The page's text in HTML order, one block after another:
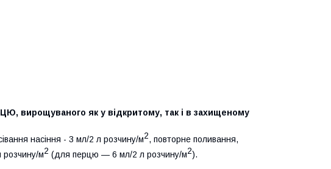
як у відкритому, так і в захищеному
насіння - 3 мл/2 л розчину/м2, повторне поливання,
розчину/м2 (для перцю — 6 мл/2 л розчину/м2).